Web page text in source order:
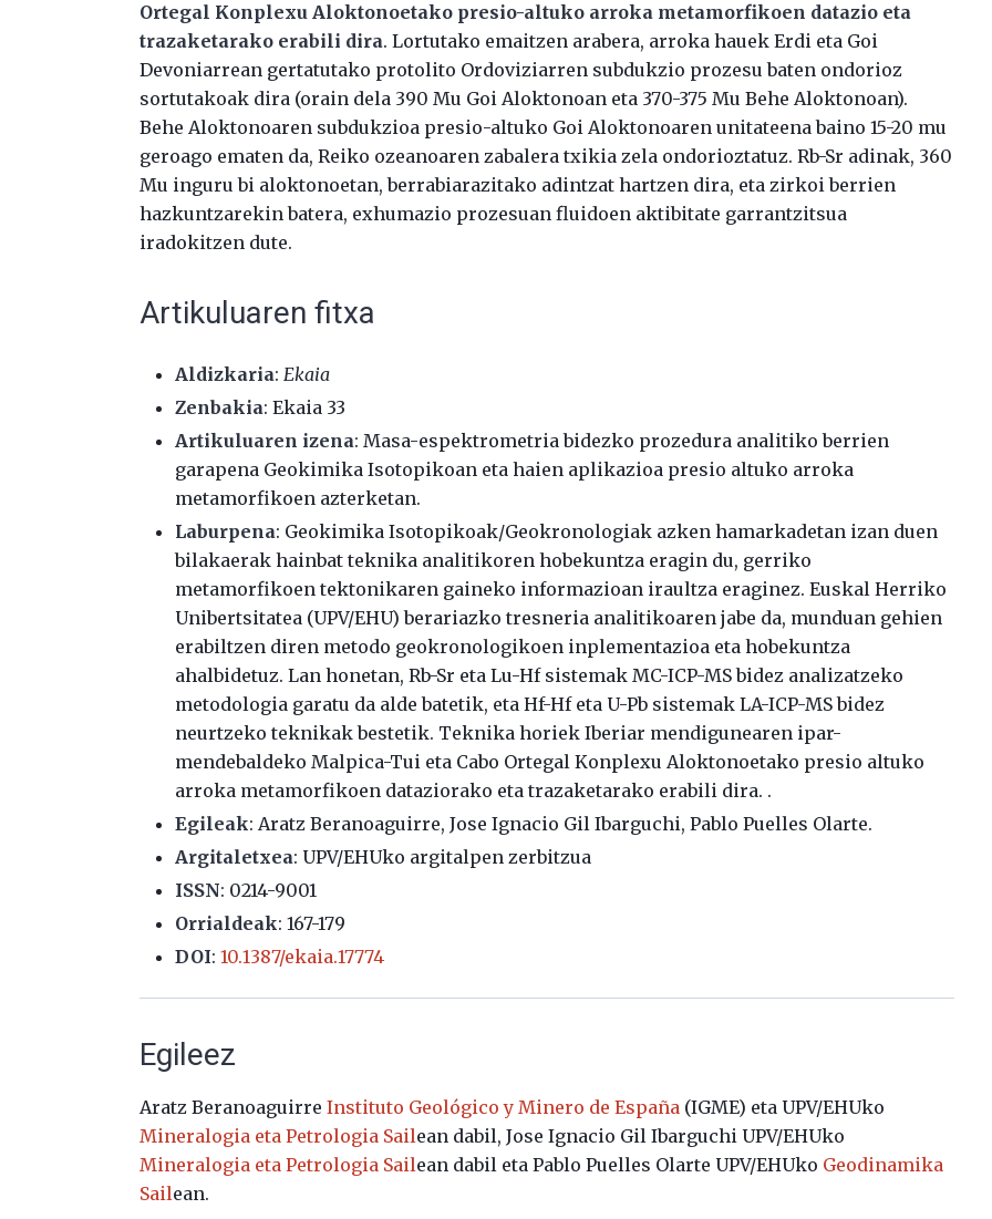
Ortegal Konplexu Aloktonoetako presio-altuko arroka metamorfikoen datazio eta
trazaketarako erabili dira. Lortutako emaitzen arabera, arroka hauek Erdi eta Goi
Devoniarrean gertatutako protolito Ordoviziarren subdukzio prozesu baten ondorioz
sortutakoak dira (orain dela 390 Mu Goi Aloktonoan eta 370-375 Mu Behe Aloktonoan).
Behe Aloktonoaren subdukzioa presio-altuko Goi Aloktonoaren unitateena baino 15-20 mu
geroago ematen da, Reiko ozeanoaren zabalera txikia zela ondorioztatuz. Rb-Sr adinak, 360
Mu inguru bi aloktonoetan, berrabiarazitako adintzat hartzen dira, eta zirkoi berrien
hazkuntzarekin batera, exhumazio prozesuan fluidoen aktibitate garrantzitsua
iradokitzen dute.
Artikuluaren fitxa
Aldizkaria:Ekaia
Zenbakia: Ekaia 33
Artikuluaren izena: Masa-espektrometria bidezko prozedura analitiko berrien
garapena Geokimika Isotopikoan eta haien aplikazioa presio altuko arroka
metamorfikoen azterketan.
Laburpena: Geokimika Isotopikoak/Geokronologiak azken hamarkadetan izan duen
bilakaerak hainbat teknika analitikoren hobekuntza eragin du, gerriko
metamorfikoen tektonikaren gaineko informazioan iraultza eraginez. Euskal Herriko
Unibertsitatea (UPV/EHU) berariazko tresneria analitikoaren jabe da, munduan gehien
erabiltzen diren metodo geokronologikoen inplementazioa eta hobekuntza
ahalbidetuz. Lan honetan, Rb-Sr eta Lu-Hf sistemak MC-ICP-MS bidez analizatzeko
metodologia garatu da alde batetik, eta Hf-Hf eta U-Pb sistemak LA-ICP-MS bidez
neurtzeko teknikak bestetik. Teknika horiek Iberiar mendigunearen ipar-
mendebaldeko Malpica-Tui eta Cabo Ortegal Konplexu Aloktonoetako presio altuko
arroka metamorfikoen dataziorako eta trazaketarako erabili dira. .
Egileak: Aratz Beranoaguirre, Jose Ignacio Gil Ibarguchi, Pablo Puelles Olarte.
Argitaletxea: UPV/EHUko argitalpen zerbitzua
ISSN: 0214-9001
Orrialdeak: 167-179
DOI:10.1387/ekaia.17774
Egileez
Aratz BeranoaguirreInstituto Geológico y Minero de España (IGME) eta UPV/EHUko
Mineralogia eta Petrologia Sailean dabil, Jose Ignacio Gil Ibarguchi UPV/EHUko
Mineralogia eta Petrologia Sailean dabil eta Pablo Puelles Olarte UPV/EHUko Geodinamika
Sailean.